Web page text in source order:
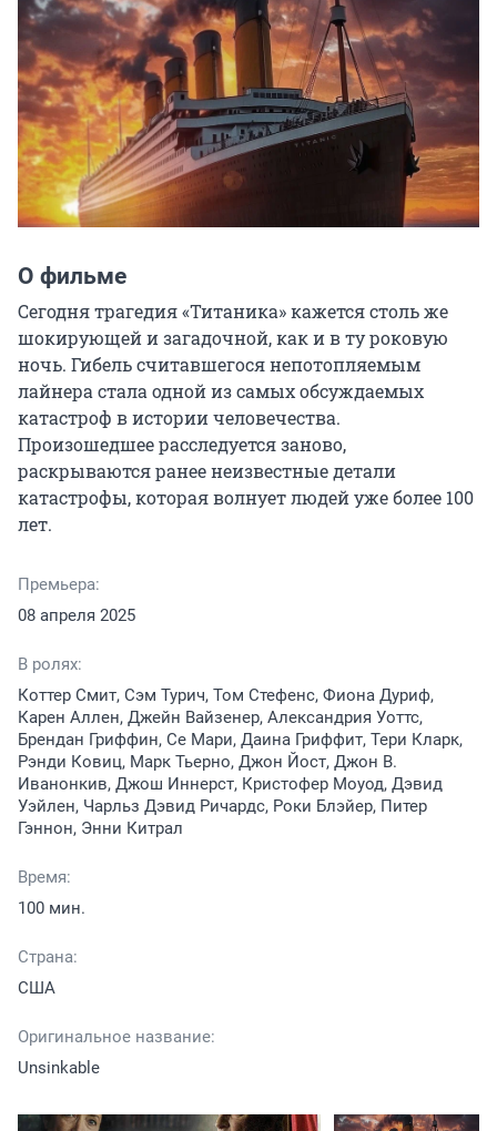
О фильме
Сегодня трагедия «Титаника» кажется столь же
шокирующей и загадочной, как и в ту роковую
ночь. Гибель считавшегося непотопляемым
лайнера стала одной из самых обсуждаемых
катастроф в истории человечества.
Произошедшее расследуется заново,
раскрываются ранее неизвестные детали
катастрофы, которая волнует людей уже более 100
лет.
Премьера:
08 апреля 2025
В ролях:
Коттер Смит, Сэм Турич, Том Стефенс, Фиона Дуриф,
Карен Аллен, Джейн Вайзенер, Александрия Уоттс,
Брендан Гриффин, Се Мари, Даина Гриффит, Тери Кларк,
Рэнди Ковиц, Марк Тьерно, Джон Йост, Джон В.
Иванонкив, Джош Иннерст, Кристофер Моуод, Дэвид
Уэйлен, Чарльз Дэвид Ричардс, Роки Блэйер, Питер
Гэннон, Энни Китрал
Время:
100 мин.
Страна:
США
Оригинальное название:
Unsinkable